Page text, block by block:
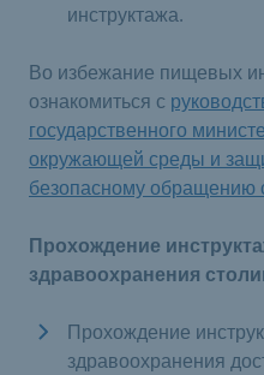
инструктажа.
Во избежание пищевых
ознакомиться с
государственного
окружающей среды и
безопасному
Прохождение
здравоохранения
Прохождение
здравоохранения